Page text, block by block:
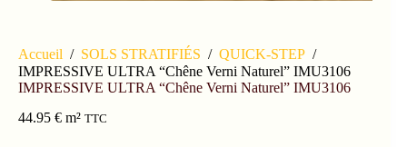
Accueil / SOLS STRATIFIÉS / QUICK-STEP /
IMPRESSIVE ULTRA “Chêne Verni Naturel” IMU3106
IMPRESSIVE ULTRA “Chêne Verni Naturel” IMU3106
44.95 € m² TTC